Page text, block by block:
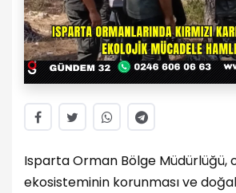
Isparta Orman Bölge Müdürlüğü,
ekosisteminin korunması ve